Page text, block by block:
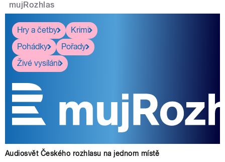
mujRozhlas
Hry a četby
Krimi
Pohádky
Pořady
Živé vysílání
Audiosvět Českého rozhlasu na jednom místě